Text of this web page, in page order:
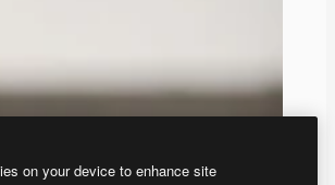
on your device to enhance site